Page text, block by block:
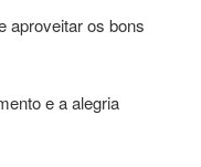
aproveitar os bons
e a alegria